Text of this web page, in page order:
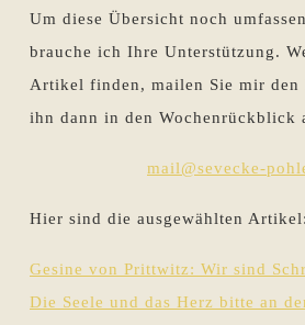
Um diese Übersicht noch
brauche ich Ihre Unterstützung.
Artikel finden, mailen Sie mir den
ihn dann in den Wochenrückblick
mail@sevecke-
Hier sind die ausgewählten Artikel:
Gesine von Prittwitz: Wir sind
Die Seele und das Herz bitte an